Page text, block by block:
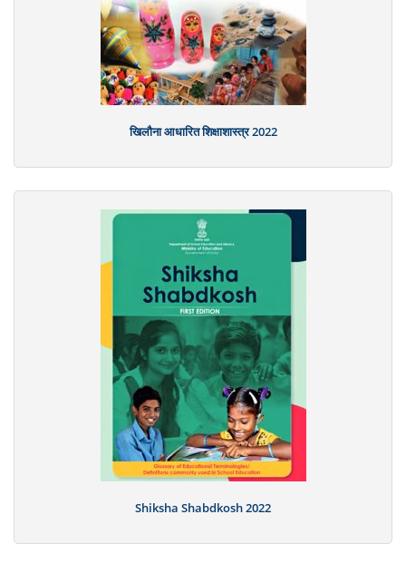
खिलौना आधारित शिक्षाशास्त्र 2022
Shiksha Shabdkosh 2022